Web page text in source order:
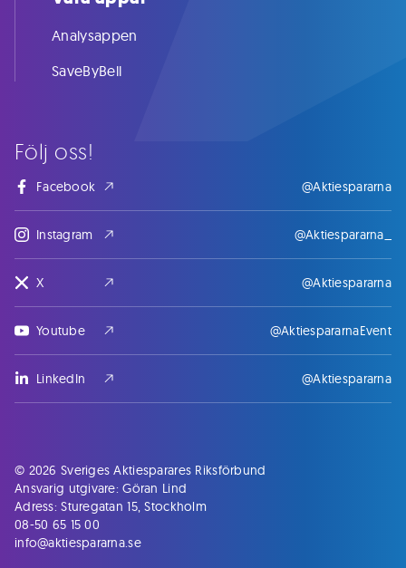
Följ oss!
Facebook @Aktiespararna
Instagram @Aktiespararna_
X @Aktiespararna
Youtube @AktiespararnaEvent
LinkedIn @Aktiespararna
Analysappen
SaveByBell
© 2026 Sveriges Aktiesparares Riksförbund
Ansvarig utgivare: Göran Lind
Adress: Sturegatan 15, Stockholm
08-50 65 15 00
info@aktiespararna.se